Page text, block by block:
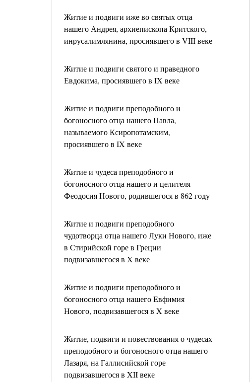
Житие и подвиги иже во святых отца
нашего Андрея, архиепископа Критского,
инрусалимлянина, просиявшего в VIII веке
Житие и подвиги святого и праведного
Евдокима, просиявшего в IX веке
Житие и подвиги преподобного и
богоносного отца нашего Павла,
называемого Ксиропотамским,
просиявшего в IX веке
Житие и чудеса преподобного и
богоносного отца нашего и целителя
Феодосия Нового, родившегося в 862 году
Житие и подвиги преподобного
чудотворца отца нашего Луки Нового, иже
в Стирийской горе в Греции
подвизавшегося в X веке
Житие и подвиги преподобного и
богоносного отца нашего Евфимия
Нового, подвизавшегося в X веке
Житие, подвиги и повествования о чудесах
преподобного и богоносного отца нашего
Лазаря, на Галлисийской горе
подвизавшегося в XII веке